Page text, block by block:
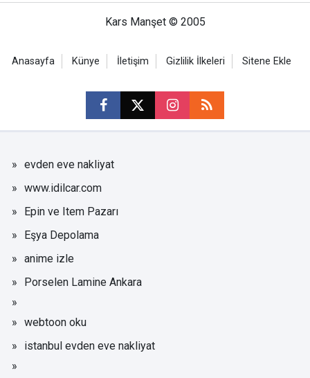
Kars Manşet © 2005
Anasayfa Künye İletişim Gizlilik İlkeleri Sitene Ekle
evden eve nakliyat
www.idilcar.com
Epin ve Item Pazarı
Eşya Depolama
anime izle
Porselen Lamine Ankara
webtoon oku
istanbul evden eve nakliyat